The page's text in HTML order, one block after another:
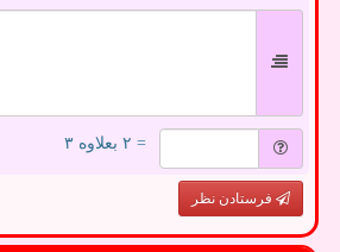
= ۲ بعلاوه ۳
فرستادن نظر